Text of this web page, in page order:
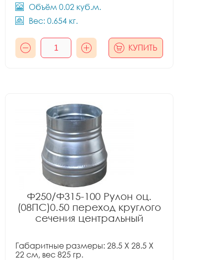
Объём 0.02 куб.м.
Вес: 0.654 кг.
КУПИТЬ
Ф250/Ф315-100 Рулон оц.
(08ПС)0.50 переход круглого
сечения центральный
Габаритные размеры: 28.5 X 28.5 X
22 см, вес 825 гр.